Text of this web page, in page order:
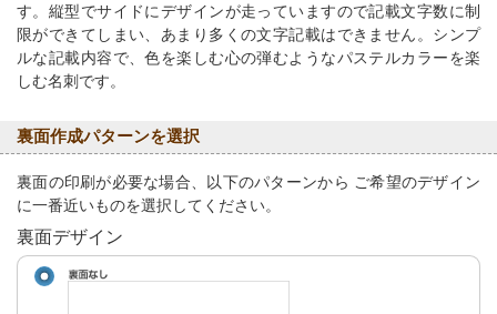
す。縦型でサイドにデザインが走っていますので記載文字数に制
限ができてしまい、あまり多くの文字記載はできません。シンプ
ルな記載内容で、色を楽しむ心の弾むようなパステルカラーを楽
しむ名刺です。
裏面作成パターンを選択
裏面の印刷が必要な場合、以下のパターンから ご希望のデザイン
に一番近いものを選択してください。
裏面デザイン